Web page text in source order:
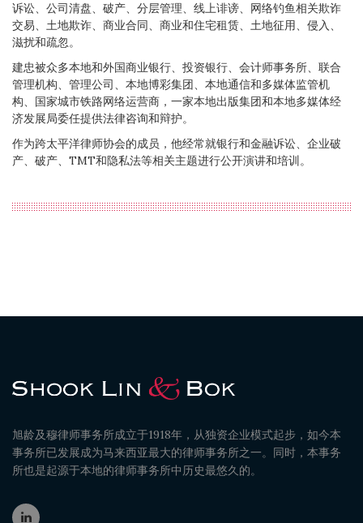
诉讼、公司清盘、破产、分层管理、线上诽谤、网络钓鱼相关欺诈
交易、土地欺诈、商业合同、商业和住宅租赁、土地征用、侵入、
滋扰和疏忽。
建忠被众多本地和外国商业银行、投资银行、会计师事务所、联合
管理机构、管理公司、本地博彩集团、本地通信和多媒体监管机
构、国家城市铁路网络运营商，一家本地出版集团和本地多媒体经
济发展局委任提供法律咨询和辩护。
作为跨太平洋律师协会的成员，他经常就银行和金融诉讼、企业破
产、破产、TMT和隐私法等相关主题进行公开演讲和培训。
旭龄及穆律师事务所成立于1918年，从独资企业模式起步，如今本
事务所已发展成为马来西亚最大的律师事务所之一。同时，本事务
所也是起源于本地的律师事务所中历史最悠久的。